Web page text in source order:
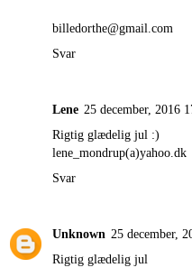
billedorthe@gmail.com
Svar
Lene 25 december, 2016
Rigtig glædelig jul :)
lene_mondrup(a)yahoo.dk
Svar
Unknown 25 december,
Rigtig glædelig jul